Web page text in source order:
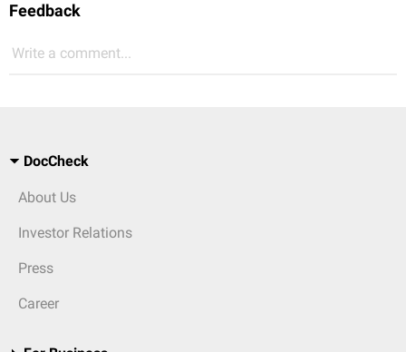
Feedback
Write a comment...
DocCheck
About Us
Investor Relations
Press
Career